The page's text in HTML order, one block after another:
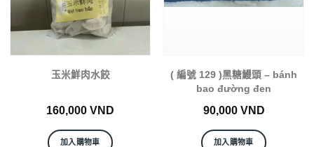
玉米鮮肉水餃
160,000 VND
加入購物車
( 編號 129 )黑糖鰻頭 – bánh
bao đường đen
90,000 VND
加入購物車